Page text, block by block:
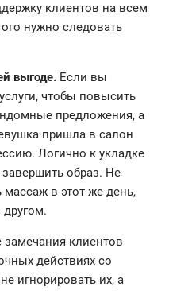
клиентов на всем
нужно следовать
выгоде. Если вы
чтобы повысить
предложения, а
пришла в салон
Логично к укладке
образ. Не
в этот же день,
другом.
замечания клиентов
действиях со
игнорировать их, а